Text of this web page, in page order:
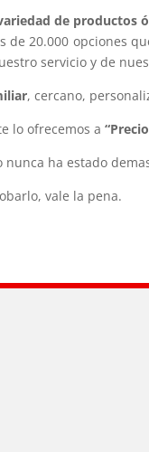
de productos
de 20.000 opciones
servicio y de
, cercano,
lo ofrecemos a
nunca ha estado
vale la pena.